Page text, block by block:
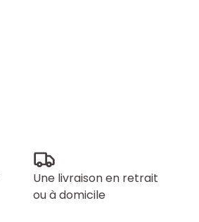
Une livraison en retrait
ou à domicile